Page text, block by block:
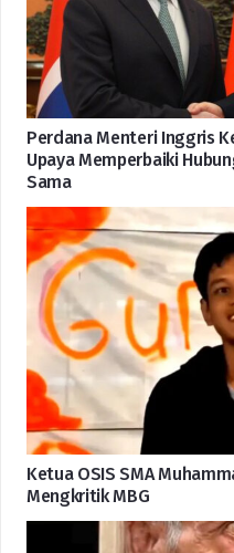
Perdana Menteri Inggris
Upaya Memperbaiki
Sama
Ketua OSIS SMA
Mengkritik MBG